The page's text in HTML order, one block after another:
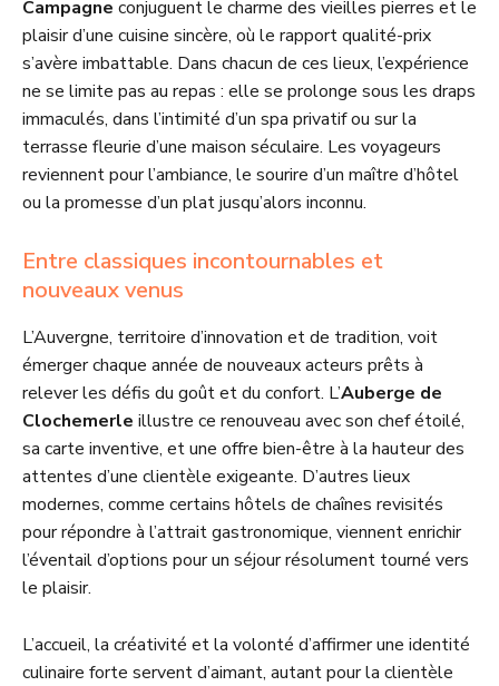
Campagne conjuguent le charme des vieilles pierres et le
plaisir d’une cuisine sincère, où le rapport qualité-prix
s’avère imbattable. Dans chacun de ces lieux, l’expérience
ne se limite pas au repas : elle se prolonge sous les draps
immaculés, dans l’intimité d’un spa privatif ou sur la
terrasse fleurie d’une maison séculaire. Les voyageurs
reviennent pour l’ambiance, le sourire d’un maître d’hôtel
ou la promesse d’un plat jusqu’alors inconnu.
Entre classiques incontournables et
nouveaux venus
L’Auvergne, territoire d’innovation et de tradition, voit
émerger chaque année de nouveaux acteurs prêts à
relever les défis du goût et du confort. L’Auberge de
Clochemerle illustre ce renouveau avec son chef étoilé,
sa carte inventive, et une offre bien-être à la hauteur des
attentes d’une clientèle exigeante. D’autres lieux
modernes, comme certains hôtels de chaînes revisités
pour répondre à l’attrait gastronomique, viennent enrichir
l’éventail d’options pour un séjour résolument tourné vers
le plaisir.
L’accueil, la créativité et la volonté d’affirmer une identité
culinaire forte servent d’aimant, autant pour la clientèle